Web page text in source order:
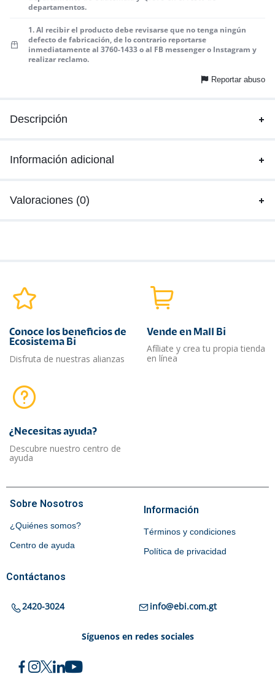
departamentos.
1. Al recibir el producto debe revisarse que no tenga ningún
defecto de fabricación, de lo contrario reportarse
inmediatamente al 3760-1433 o al FB messenger o Instagram y
realizar reclamo.
Reportar abuso
Descripción
Información adicional
Valoraciones (0)
Conoce los beneficios de
Ecosistema Bi
Disfruta de nuestras alianzas
Vende en Mall Bi
Afíliate y crea tu propia tienda
en línea
¿Necesitas ayuda?​
Descubre nuestro centro de
ayuda
Sobre Nosotros
¿Quiénes somos?
Centro de ayuda
Información
Términos y condiciones
Política de privacidad
Contáctanos
2420-3024 info@ebi.com.gt
Síguenos en redes sociales